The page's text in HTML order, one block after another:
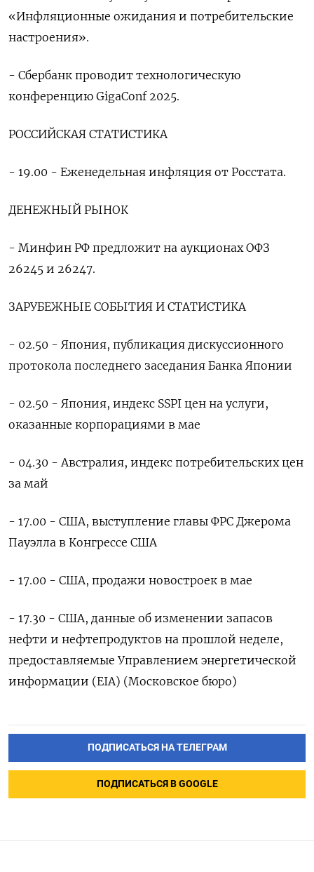
«Инфляционные ожидания и потребительские
настроения».
- Сбербанк проводит технологическую
конференцию GigaConf 2025.
РОССИЙСКАЯ СТАТИСТИКА
- 19.00 - Еженедельная инфляция от Росстата.
ДЕНЕЖНЫЙ РЫНОК
- Минфин РФ предложит на аукционах ОФЗ
26245 и 26247.
ЗАРУБЕЖНЫЕ СОБЫТИЯ И СТАТИСТИКА
- 02.50 - Япония, публикация дискуссионного
протокола последнего заседания Банка Японии
- 02.50 - Япония, индекс SSPI цен на услуги,
оказанные корпорациями в мае
- 04.30 - Австралия, индекс потребительских цен
за май
- 17.00 - США, выступление главы ФРС Джерома
Пауэлла в Конгрессе США
- 17.00 - США, продажи новостроек в мае
- 17.30 - США, данные об изменении запасов
нефти и нефтепродуктов на прошлой неделе,
предоставляемые Управлением энергетической
информации (EIA) (Московское бюро)
ПОДПИСАТЬСЯ НА ТЕЛЕГРАМ
ПОДПИСАТЬСЯ В GOOGLE